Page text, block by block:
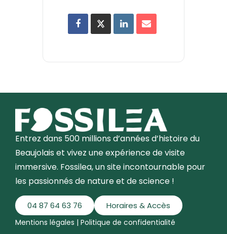
Entrez dans 500 millions d’années d’histoire du
Beaujolais et vivez une expérience de visite
immersive. Fossilea, un site incontournable pour
les passionnés de nature et de science !
04 87 64 63 76 Horaires & Accès
Mentions légales | Politique de confidentialité